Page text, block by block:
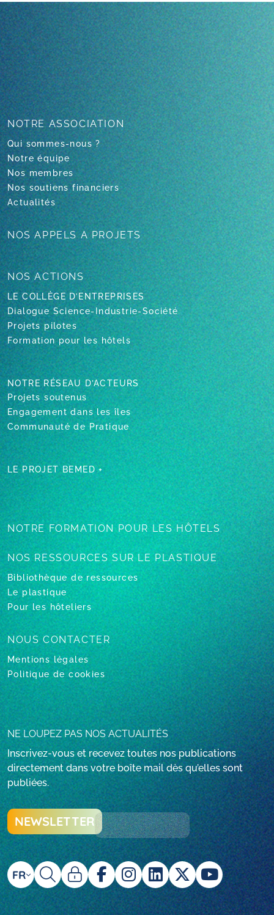
NOTREASSOCIATION
Qui sommes-nous ?
Notre équipe
Nos membres
Nos soutiens financiers
Actualités
NOS APPELSA PROJETS
NOS ACTIONS
LE COLLÈGE D’ENTREPRISES
Dialogue Science-Industrie-Société
Projets pilotes
Formation pour les hôtels
NOTRE RÉSEAU D’ACTEURS
Projets soutenus
Engagement dans les îles
Communauté de Pratique
LE PROJET BEMED +
NOTRE FORMATIONPOUR LES HÔTELS
NOS RESSOURCESSUR LE PLASTIQUE
Bibliothèque de ressources
Le plastique
Pour les hôteliers
NOUS CONTACTER
Mentions légales
Politique de cookies
NE LOUPEZ PAS NOS ACTUALITÉS
Inscrivez-vous et recevez toutes nos publications
directement dans votre boîte mail dès qu’elles sont
publiées.
NEWSLETTER
FR